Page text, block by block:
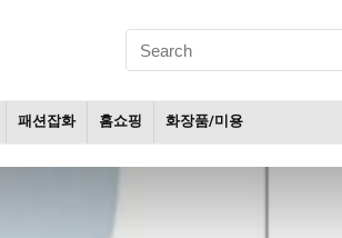
패션잡화 홈쇼핑 화장품/미용